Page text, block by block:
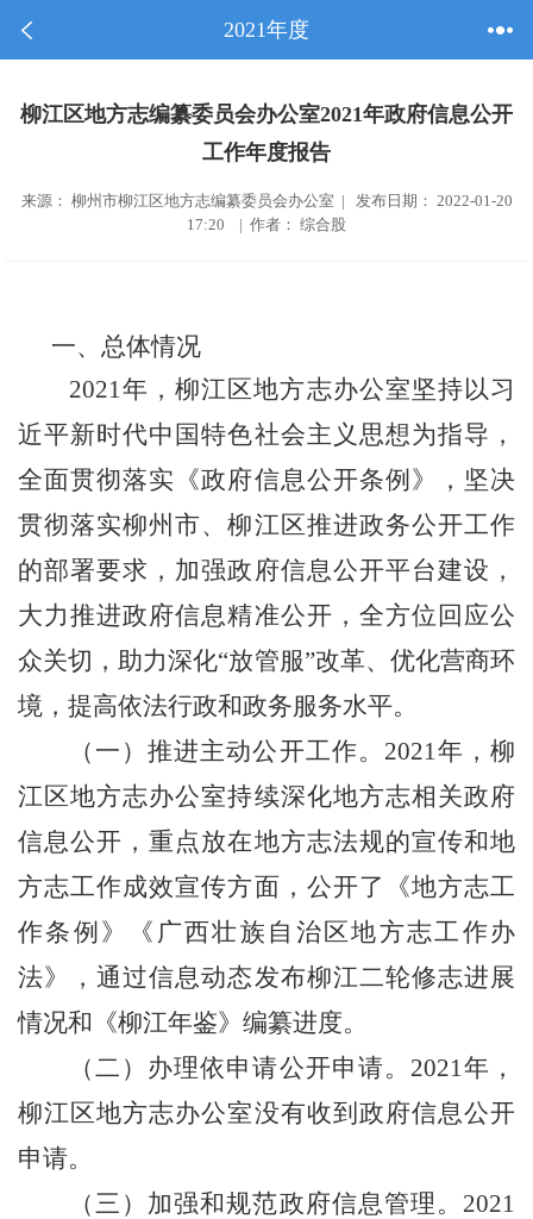
2021年度
柳江区地方志编纂委员会办公室2021年政府信息公开
工作年度报告
来源： 柳州市柳江区地方志编纂委员会办公室 | 发布日期： 2022-01-20
17:20 | 作者： 综合股
一、总体情况
2021年，柳江区地方志办公室坚持以习
近平新时代中国特色社会主义思想为指导，
全面贯彻落实《政府信息公开条例》，坚决
贯彻落实柳州市、柳江区推进政务公开工作
的部署要求，加强政府信息公开平台建设，
大力推进政府信息精准公开，全方位回应公
众关切，助力深化“放管服”改革、优化营商环
境，提高依法行政和政务服务水平。
（一）推进主动公开工作。 2021年，柳
江区地方志办公室持续深化地方志相关政府
信息公开，重点放在地方志法规的宣传和地
方志工作成效宣传方面，公开了《地方志工
作条例》《广西壮族自治区地方志工作办
法》，通过信息动态发布柳江二轮修志进展
情况和《柳江年鉴》编纂进度。
（二）办理依申请公开申请。 2021年，
柳江区地方志办公室没有收到政府信息公开
申请。
（三）加强和规范政府信息管理。 2021